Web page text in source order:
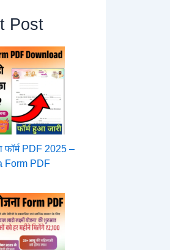
Post
फॉर्म PDF 2025 –
Form PDF